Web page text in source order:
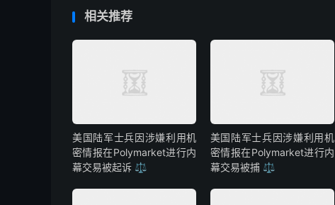
相关推荐
美国陆军士兵因涉嫌利用机
密情报在Polymarket进行内
幕交易被起诉 ⚖️
美国陆军士兵因涉嫌利用机
密情报在Polymarket进行内
幕交易被捕 ⚖️